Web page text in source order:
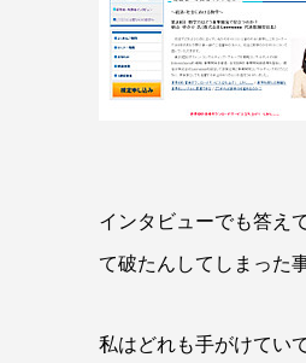
インタビューでも答え
て破たんしてしまった
私はどれも手がけてい